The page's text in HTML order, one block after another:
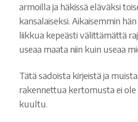
armoilla ja häkissä eläväksi
kansalaiseksi. Aikaisemmin
liikkua kepeästi välittämättä
useaa maata niin kuin useaa
Tätä sadoista kirjeistä ja
rakennettua kertomusta ei ole
kuultu.